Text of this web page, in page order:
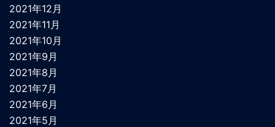
2021年12月
2021年11月
2021年10月
2021年9月
2021年8月
2021年7月
2021年6月
2021年5月